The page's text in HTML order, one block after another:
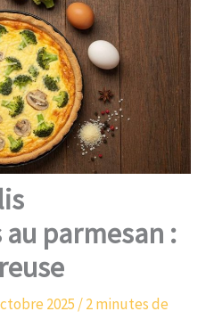
parmesan :
2025 /2 minutes de